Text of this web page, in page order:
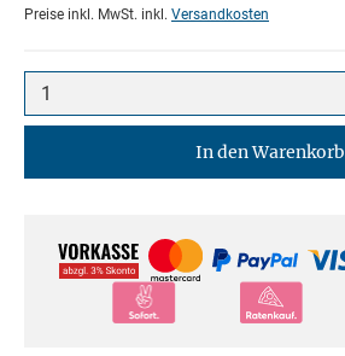
Preise inkl. MwSt. inkl. Versandkosten
In den Warenkorb